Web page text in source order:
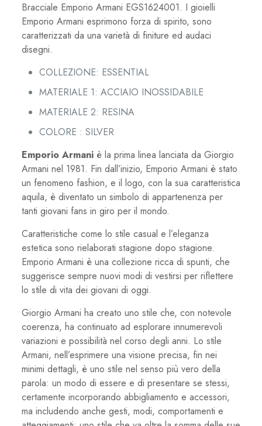
Bracciale Emporio Armani EGS1624001. I gioielli
Emporio Armani esprimono forza di spirito, sono
caratterizzati da una varietà di finiture ed audaci
disegni.
COLLEZIONE: ESSENTIAL
MATERIALE 1: ACCIAIO INOSSIDABILE
MATERIALE 2: RESINA
COLORE : SILVER
Emporio Armaniè la prima linea lanciata da Giorgio
Armani nel 1981. Fin dall’inizio, Emporio Armani è stato
un fenomeno fashion, e il logo, con la sua caratteristica
aquila, è diventato un simbolo di appartenenza per
tanti giovani fans in giro per il mondo.
Caratteristiche come lo stile casual e l’eleganza
estetica sono rielaborati stagione dopo stagione.
Emporio Armani è una collezione ricca di spunti, che
suggerisce sempre nuovi modi di vestirsi per riflettere
lo stile di vita dei giovani di oggi.
Giorgio Armani ha creato uno stile che, con notevole
coerenza, ha continuato ad esplorare innumerevoli
variazioni e possibilità nel corso degli anni. Lo stile
Armani, nell’esprimere una visione precisa, fin nei
minimi dettagli, è uno stile nel senso più vero della
parola: un modo di essere e di presentare se stessi,
certamente incorporando abbigliamento e accessori,
ma includendo anche gesti, modi, comportamenti e